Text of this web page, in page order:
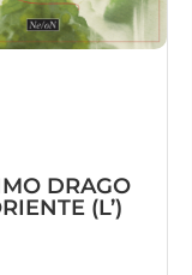
DRAGO
(L’)